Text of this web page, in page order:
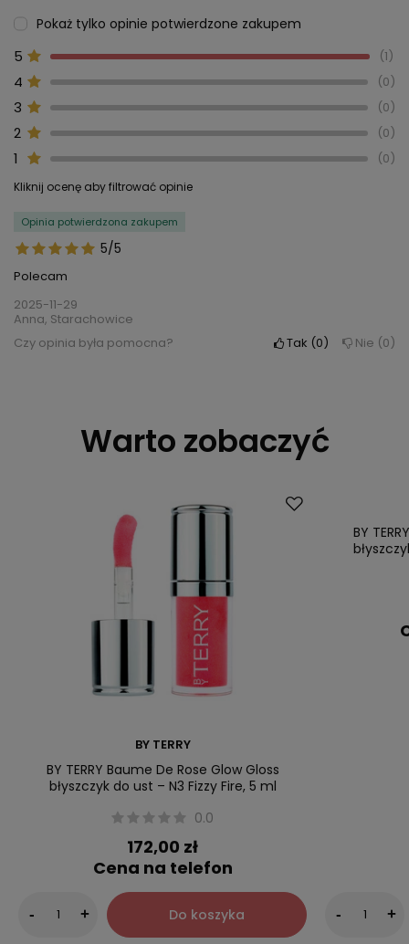
Pokaż tylko opinie potwierdzone zakupem
5 1
4 0
3 0
2 0
1 0
Kliknij ocenę aby filtrować opinie
5/5
Opinia potwierdzona zakupem
Polecam
2025-11-29
Anna, Starachowice
Czy opinia była pomocna?
Tak 0 Nie 0
Warto zobaczyć
BY TERRY
BY TERRY Baume De Rose Glow Gloss
błyszczyk do ust – N3 Fizzy Fire, 5 ml
0.0
172,00 zł
Cena na telefon
- + Do koszyka
BY
- +